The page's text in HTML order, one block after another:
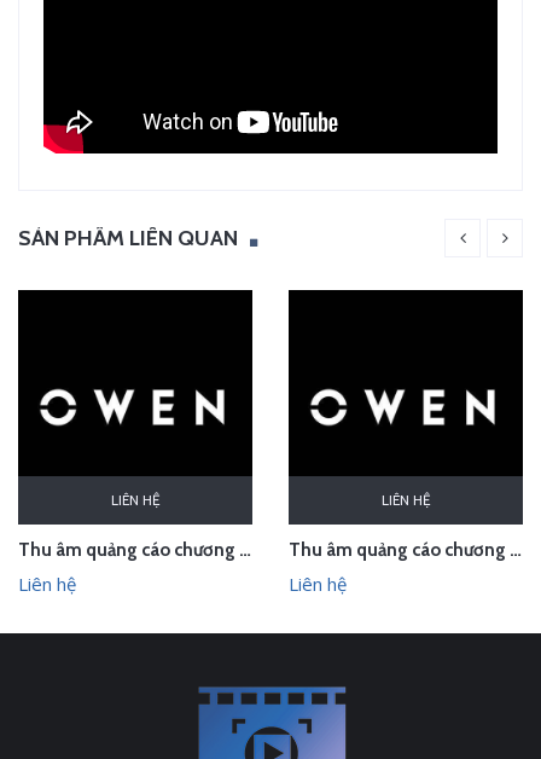
SẢN PHẨM LIÊN QUAN
LIÊN HỆ
Thu âm quảng cáo chương trình mừng 30/4-1/5 cho Thời trang Owen
Liên hệ
LIÊN HỆ
Thu âm quảng cáo chương trình Xuân – Hè 2026 của Owen Bắc Giang
Liên hệ